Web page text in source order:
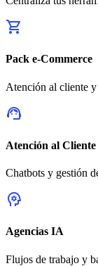
shopping_cart
Pack e-Commerce
Atención al cliente
support_agent
Atención al Cliente
Chatbots y gestión
psychology
Agencias IA
Flujos de trabajo y